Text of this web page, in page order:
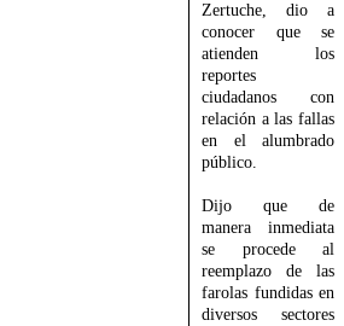
Zertuche, dio a
conocer que se
atienden los
reportes
ciudadanos con
relación a las fallas
en el alumbrado
público.
Dijo que de
manera inmediata
se procede al
reemplazo de las
farolas fundidas en
diversos sectores